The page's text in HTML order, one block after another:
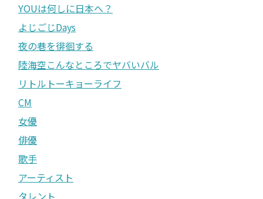
YOUは何しに日本へ？
よじごじDays
夜の巷を徘徊する
陸海空こんなところでヤバいバル
リトルトーキョーライフ
CM
女優
俳優
歌手
アーティスト
タレント